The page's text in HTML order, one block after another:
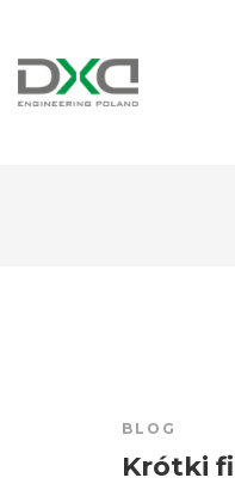
BLOG
Krótki